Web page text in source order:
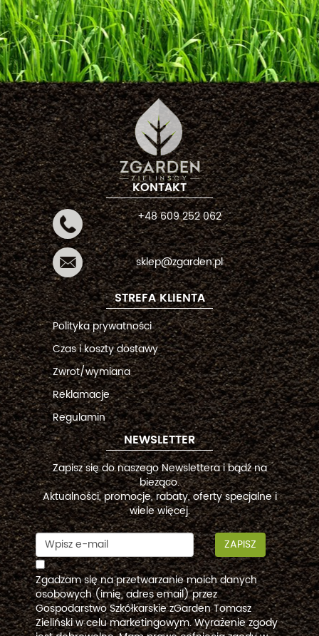
KONTAKT
+48 609 252 062
sklep@zgarden.pl
STREFA KLIENTA
Polityka prywatności
Czas i koszty dostawy
Zwrot/wymiana
Reklamacje
Regulamin
NEWSLETTER
Zapisz się do naszego Newslettera i bądź na
bieżąco.
Aktualności, promocje, rabaty, oferty specjalne i
wiele więcej.
ZAPISZ
Zgadzam się na przetwarzanie moich danych
osobowych (imię, adres email) przez
Gospodarstwo Szkółkarskie zGarden Tomasz
Zieliński w celu marketingowym. Wyrażenie zgody